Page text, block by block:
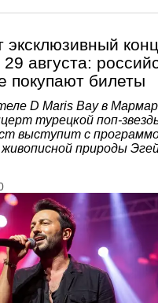
эксклюзивный
августа:
покупают билеты
D Maris Bay в
турецкой поп-
выступит с
природы